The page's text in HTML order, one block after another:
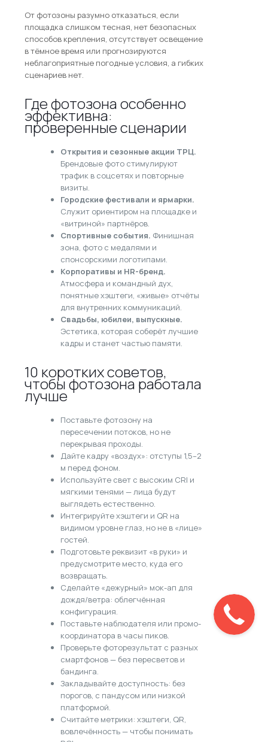
От фотозоны разумно отказаться, если
площадка слишком тесная, нет безопасных
способов крепления, отсутствует освещение
в тёмное время или прогнозируются
неблагоприятные погодные условия, а гибких
сценариев нет.
Где фотозона особенно
эффективна:
проверенные сценарии
Открытия и сезонные акции ТРЦ.
Брендовые фото стимулируют
трафик в соцсетях и повторные
визиты.
Городские фестивали и ярмарки.
Служит ориентиром на площадке и
«витриной» партнёров.
Спортивные события. Финишная
зона, фото с медалями и
спонсорскими логотипами.
Корпоративы и HR-бренд.
Атмосфера и командный дух,
понятные хэштеги, «живые» отчёты
для внутренних коммуникаций.
Свадьбы, юбилеи, выпускные.
Эстетика, которая соберёт лучшие
кадры и станет частью памяти.
10 коротких советов,
чтобы фотозона работала
лучше
Поставьте фотозону на
пересечении потоков, но не
перекрывая проходы.
Дайте кадру «воздух»: отступы 1,5–2
м перед фоном.
Используйте свет с высоким CRI и
мягкими тенями — лица будут
выглядеть естественно.
Интегрируйте хэштеги и QR на
видимом уровне глаз, но не в «лице»
гостей.
Подготовьте реквизит «в руки» и
предусмотрите место, куда его
возвращать.
Сделайте «дежурный» мок-ап для
дождя/ветра: облегчённая
конфигурация.
Поставьте наблюдателя или промо-
координатора в часы пиков.
Проверьте фоторезультат с разных
смартфонов — без пересветов и
бандинга.
Закладывайте доступность: без
порогов, с пандусом или низкой
платформой.
Считайте метрики: хэштеги, QR,
вовлечённость — чтобы понимать